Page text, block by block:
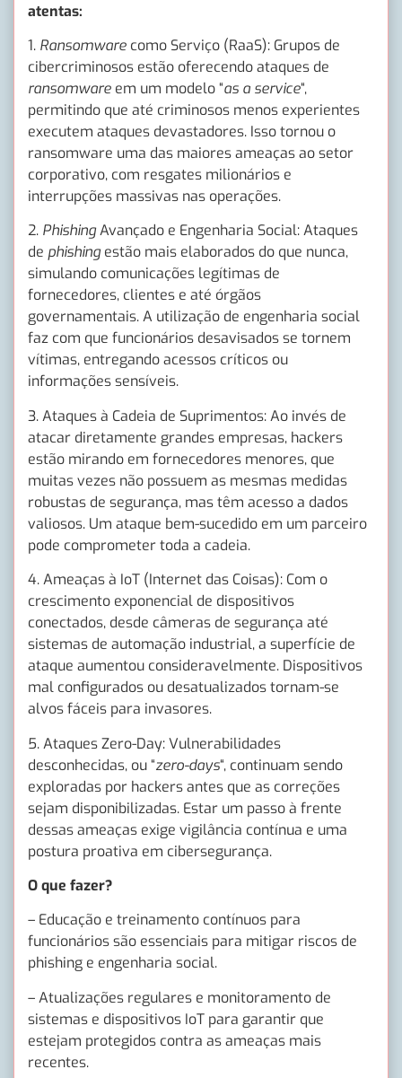
atentas:
1. Ransomware como Serviço (RaaS): Grupos de
cibercriminosos estão oferecendo ataques de
ransomware em um modelo “as a service“,
permitindo que até criminosos menos experientes
executem ataques devastadores. Isso tornou o
ransomware uma das maiores ameaças ao setor
corporativo, com resgates milionários e
interrupções massivas nas operações.
2. PhishingAvançado e Engenharia Social: Ataques
de phishingestão mais elaborados do que nunca,
simulando comunicações legítimas de
fornecedores, clientes e até órgãos
governamentais. A utilização de engenharia social
faz com que funcionários desavisados se tornem
vítimas, entregando acessos críticos ou
informações sensíveis.
3. Ataques à Cadeia de Suprimentos: Ao invés de
atacar diretamente grandes empresas, hackers
estão mirando em fornecedores menores, que
muitas vezes não possuem as mesmas medidas
robustas de segurança, mas têm acesso a dados
valiosos. Um ataque bem-sucedido em um parceiro
pode comprometer toda a cadeia.
4. Ameaças à IoT (Internet das Coisas): Com o
crescimento exponencial de dispositivos
conectados, desde câmeras de segurança até
sistemas de automação industrial, a superfície de
ataque aumentou consideravelmente. Dispositivos
mal configurados ou desatualizados tornam-se
alvos fáceis para invasores.
5. Ataques Zero-Day: Vulnerabilidades
desconhecidas, ou “zero-days“, continuam sendo
exploradas por hackers antes que as correções
sejam disponibilizadas. Estar um passo à frente
dessas ameaças exige vigilância contínua e uma
postura proativa em cibersegurança.
O que fazer?
– Educação e treinamento contínuos para
funcionários são essenciais para mitigar riscos de
phishing e engenharia social.
– Atualizações regulares e monitoramento de
sistemas e dispositivos IoT para garantir que
estejam protegidos contra as ameaças mais
recentes.